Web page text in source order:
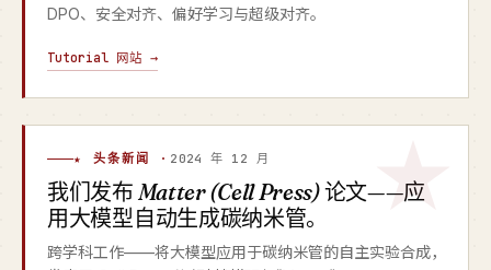
DPO、安全对齐、偏好学习与超级对齐。
Tutorial 网站 →
★ 头条新闻 · 2024 年 12 月
我们发布 Matter (Cell Press)论文——应
用大模型自动生成碳纳米管。
跨学科工作——将大模型应用于碳纳米管的自主实验合成，